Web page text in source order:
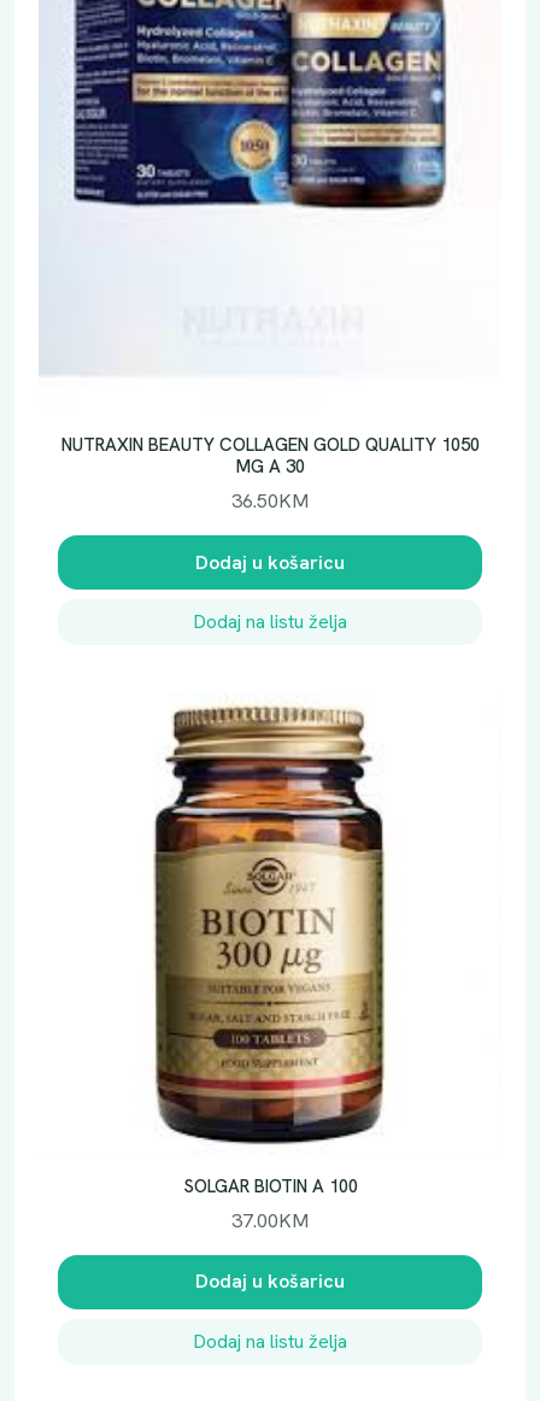
NUTRAXIN BEAUTY COLLAGEN GOLD QUALITY 1050
MG A 30
36.50KM
Dodaj u košaricu
Dodaj na listu želja
SOLGAR BIOTIN A 100
37.00KM
Dodaj u košaricu
Dodaj na listu želja